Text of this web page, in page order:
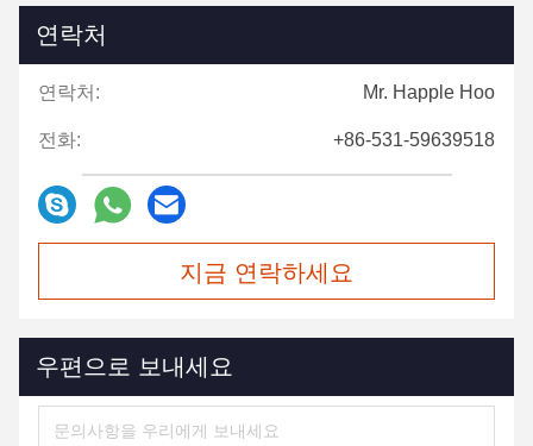
연락처
연락처: Mr. Happle Hoo
전화: +86-531-59639518
지금 연락하세요
우편으로 보내세요